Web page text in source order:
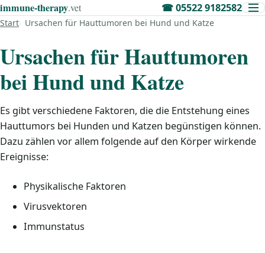
immune‑therapy.vet ☎05522 9182582
Start Ursachen für Hauttumoren bei Hund und Katze
Ursachen für Hauttumoren
bei Hund und Katze
Es gibt verschiedene Faktoren, die die Entstehung eines
Hauttumors bei Hunden und Katzen begünstigen können.
Dazu zählen vor allem folgende auf den Körper wirkende
Ereignisse:
Physikalische Faktoren
Virusvektoren
Immunstatus